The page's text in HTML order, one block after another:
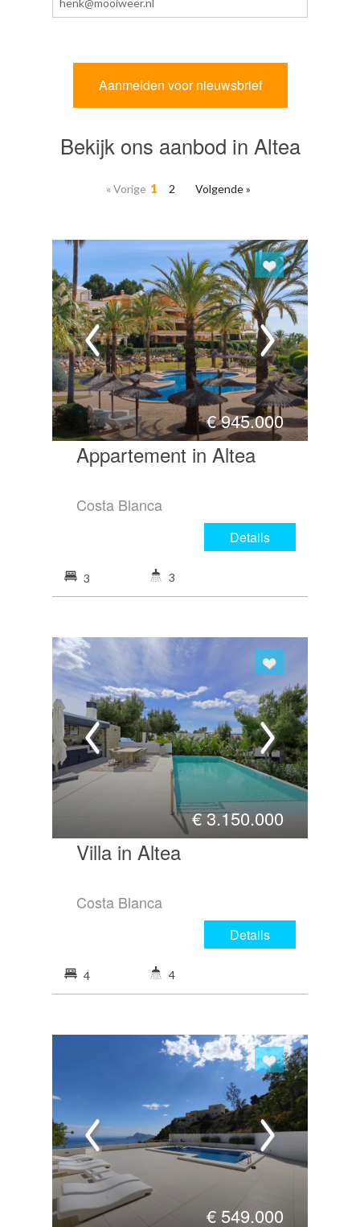
Bekijk ons aanbod in Altea
« Vorige 1 2 Volgende »
€945.000
Appartement in Altea
Costa Blanca
Details
3 3
€3.150.000
Villa in Altea
Costa Blanca
Details
4 4
€ 549.000